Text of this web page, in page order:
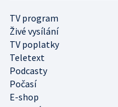
TV program
Živé vysílání
TV poplatky
Teletext
Podcasty
Počasí
E-shop